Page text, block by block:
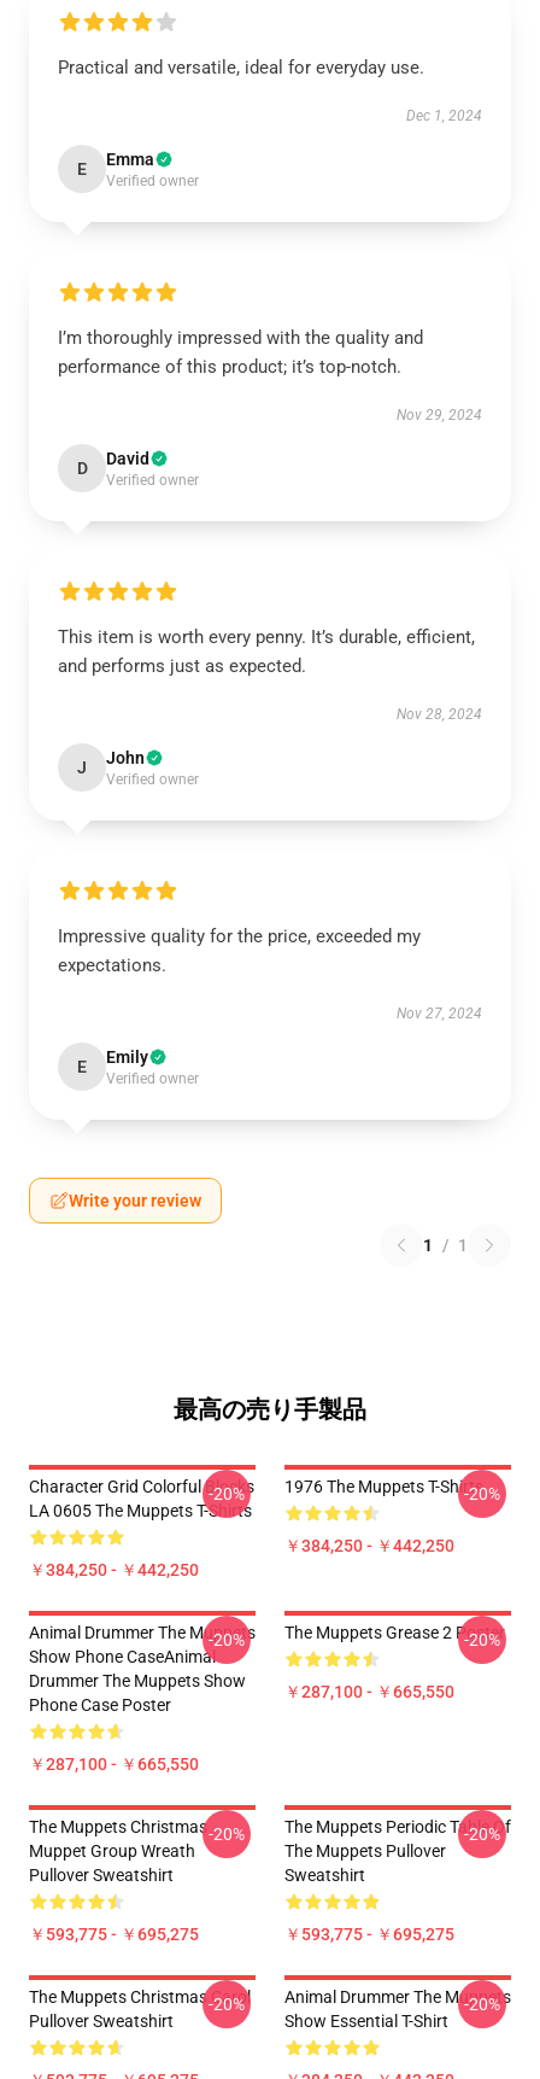
Practical and versatile, ideal for everyday use.
Dec 1, 2024
E Emma
Verified owner
I’m thoroughly impressed with the quality and
performance of this product; it’s top-notch.
Nov 29, 2024
D David
Verified owner
This item is worth every penny. It’s durable, efficient,
and performs just as expected.
Nov 28, 2024
J John
Verified owner
Impressive quality for the price, exceeded my
expectations.
Nov 27, 2024
E Emily
Verified owner
Write your review
1 / 1
最高の売り手製品
Character Grid Colorful Blocks
LA 0605 The Muppets T-Shirts
￥384,250 - ￥442,250
-20% 1976 The Muppets T-Shirts
￥384,250 - ￥442,250
-20%
Animal Drummer The Muppets
Show Phone CaseAnimal
Drummer The Muppets Show
Phone Case Poster
￥287,100 - ￥665,550
-20% The Muppets Grease 2 Poster
￥287,100 - ￥665,550
-20%
The Muppets Christmas
Muppet Group Wreath
Pullover Sweatshirt
￥593,775 - ￥695,275
-20%
The Muppets Periodic Table Of
The Muppets Pullover
Sweatshirt
￥593,775 - ￥695,275
-20%
The Muppets Christmas Carol
Pullover Sweatshirt
-20%
Animal Drummer The Muppets
Show Essential T-Shirt
-20%